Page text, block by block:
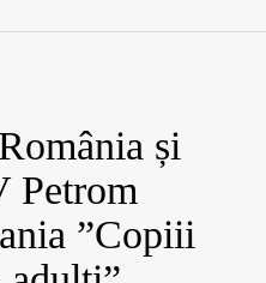
și
Petrom
”Copiii